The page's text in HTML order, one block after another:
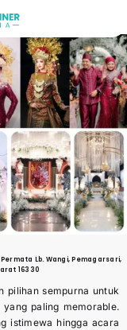
Permata Lb. Wangi, Pemagarsari,
16330
pilihan sempurna untuk
paling memorable.
istimewa hingga acara